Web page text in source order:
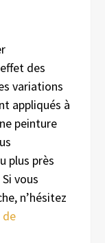
des
variations
appliqués à
peinture
plus près
vous
n’hésitez
de